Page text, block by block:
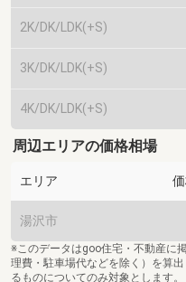
2K/DK/LDK(+S)
3K/DK/LDK(+S)
4K/DK/LDK(+S)
周辺エリアの価格相場
エリア
湯沢市
※このデータはgoo住宅・不動産に
理費・駐車場代などを除く）を算
るものについてのみ対象とします。